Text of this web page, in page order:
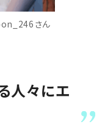
さん
人々にエ